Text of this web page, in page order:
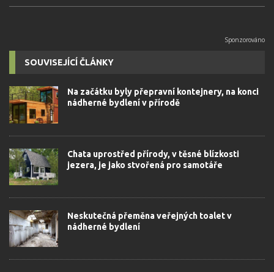
SOUVISEJÍCÍ ČLÁNKY
Na začátku byly přepravní kontejnery, na konci
nádherné bydlení v přírodě
Chata uprostřed přírody, v těsné blízkosti
jezera, je jako stvořená pro samotáře
Neskutečná přeměna veřejných toalet v
nádherné bydlení